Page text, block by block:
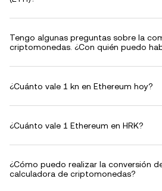
Tengo algunas preguntas sobre la
criptomonedas. ¿Con quién puedo
¿Cuánto vale 1 kn en Ethereum hoy?
¿Cuánto vale 1 Ethereum en HRK?
¿Cómo puedo realizar la conversión
calculadora de criptomonedas?